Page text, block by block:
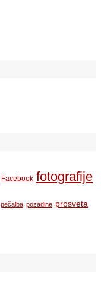
Facebook fotografije
pečalba pozadine prosveta